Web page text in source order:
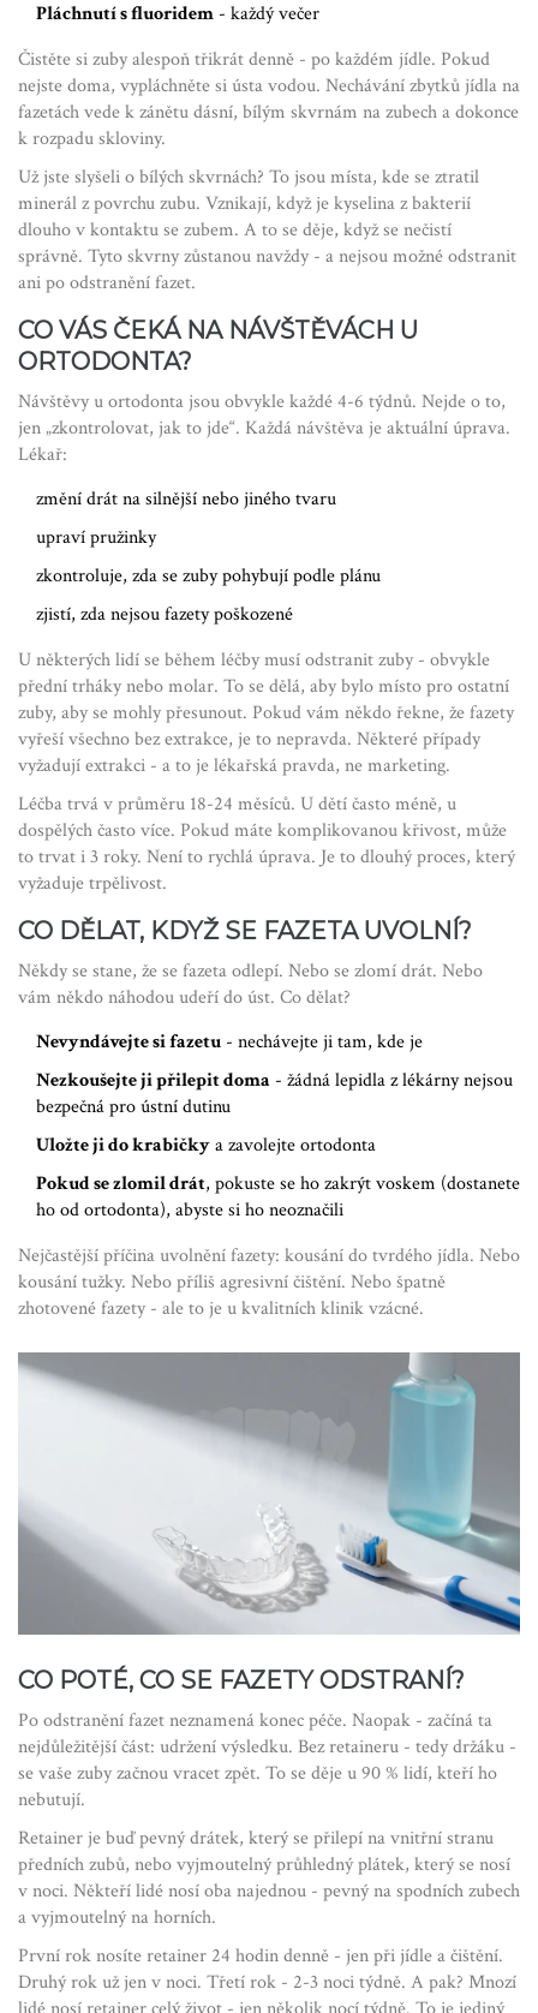
Pláchnutí s fluoridem - každý večer
Čistěte si zuby alespoň třikrát denně - po každém jídle. Pokud
nejste doma, vypláchněte si ústa vodou. Nechávání zbytků jídla na
fazetách vede k zánětu dásní, bílým skvrnám na zubech a dokonce
k rozpadu skloviny.
Už jste slyšeli o bílých skvrnách? To jsou místa, kde se ztratil
minerál z povrchu zubu. Vznikají, když je kyselina z bakterií
dlouho v kontaktu se zubem. A to se děje, když se nečistí
správně. Tyto skvrny zůstanou navždy - a nejsou možné odstranit
ani po odstranění fazet.
CO VÁS ČEKÁ NA NÁVŠTĚVÁCH U
ORTODONTA?
Návštěvy u ortodonta jsou obvykle každé 4-6 týdnů. Nejde o to,
jen „zkontrolovat, jak to jde“. Každá návštěva je aktuální úprava.
Lékař:
změní drát na silnější nebo jiného tvaru
upraví pružinky
zkontroluje, zda se zuby pohybují podle plánu
zjistí, zda nejsou fazety poškozené
U některých lidí se během léčby musí odstranit zuby - obvykle
přední trháky nebo molar. To se dělá, aby bylo místo pro ostatní
zuby, aby se mohly přesunout. Pokud vám někdo řekne, že fazety
vyřeší všechno bez extrakce, je to nepravda. Některé případy
vyžadují extrakci - a to je lékařská pravda, ne marketing.
Léčba trvá v průměru 18-24 měsíců. U dětí často méně, u
dospělých často více. Pokud máte komplikovanou křivost, může
to trvat i 3 roky. Není to rychlá úprava. Je to dlouhý proces, který
vyžaduje trpělivost.
CO DĚLAT, KDYŽ SE FAZETA UVOLNÍ?
Někdy se stane, že se fazeta odlepí. Nebo se zlomí drát. Nebo
vám někdo náhodou udeří do úst. Co dělat?
Nevyndávejte si fazetu - nechávejte ji tam, kde je
Nezkoušejte ji přilepit doma - žádná lepidla z lékárny nejsou
bezpečná pro ústní dutinu
Uložte ji do krabičkya zavolejte ortodonta
Pokud se zlomil drát, pokuste se ho zakrýt voskem (dostanete
ho od ortodonta), abyste si ho neoznačili
Nejčastější příčina uvolnění fazety: kousání do tvrdého jídla. Nebo
kousání tužky. Nebo příliš agresivní čištění. Nebo špatně
zhotovené fazety - ale to je u kvalitních klinik vzácné.
CO POTÉ, CO SE FAZETY ODSTRANÍ?
Po odstranění fazet neznamená konec péče. Naopak - začíná ta
nejdůležitější část: udržení výsledku. Bez retaineru - tedy držáku -
se vaše zuby začnou vracet zpět. To se děje u 90 % lidí, kteří ho
nebutují.
Retainer je buď pevný drátek, který se přilepí na vnitřní stranu
předních zubů, nebo vyjmoutelný průhledný plátek, který se nosí
v noci. Někteří lidé nosí oba najednou - pevný na spodních zubech
a vyjmoutelný na horních.
První rok nosíte retainer 24 hodin denně - jen při jídle a čištění.
Druhý rok už jen v noci. Třetí rok - 2-3 noci týdně. A pak? Mnozí